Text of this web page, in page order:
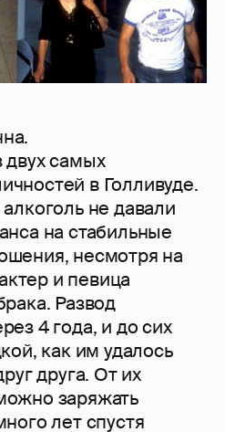
двух самых
в Голливуде.
не давали
на стабильные
несмотря на
и певица
Развод
4 года, и до сих
как им удалось
друга. От их
заряжать
лет спустя